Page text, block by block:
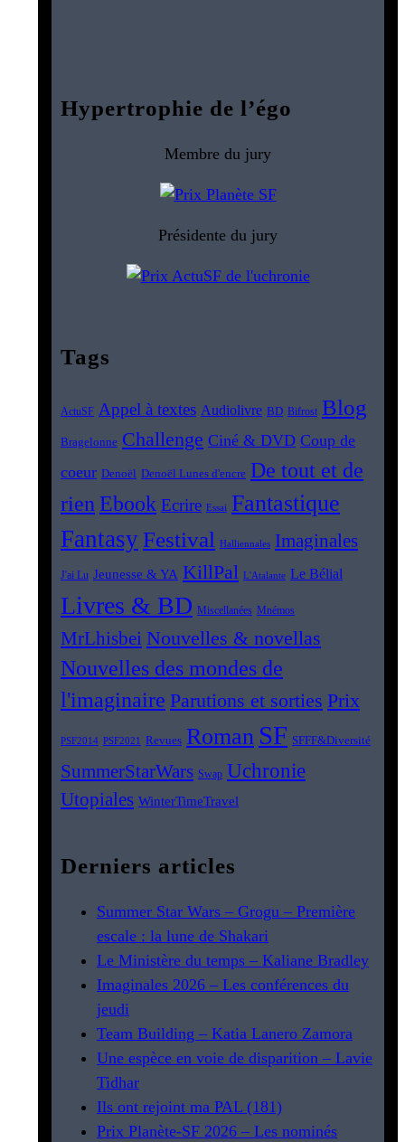
Hypertrophie de l’égo
Membre du jury
Présidente du jury
Tags
ActuSF Appel à textes Audiolivre BD Bifrost Blog
Bragelonne Challenge Ciné & DVD Coup de
coeur Denoël Denoël Lunes d'encre De tout et de
rienEbook Ecrire Essai Fantastique
FantasyFestival Halliennales Imaginales
J'ai Lu Jeunesse & YA KillPal L'Atalante Le Bélial
Livres & BD Miscellanées Mnémos
MrLhisbei Nouvelles & novellas
Nouvelles des mondes de
l'imaginaire Parutions et sorties Prix
PSF2014 PSF2021 Revues Roman SF SFFF&Diversité
SummerStarWars Swap Uchronie
Utopiales WinterTimeTravel
Derniers articles
Summer Star Wars – Grogu – Première
escale : la lune de Shakari
Le Ministère du temps – Kaliane Bradley
Imaginales 2026 – Les conférences du
jeudi
Team Building – Katia Lanero Zamora
Une espèce en voie de disparition – Lavie
Tidhar
Ils ont rejoint ma PAL (181)
Prix Planète-SF 2026 – Les nominés